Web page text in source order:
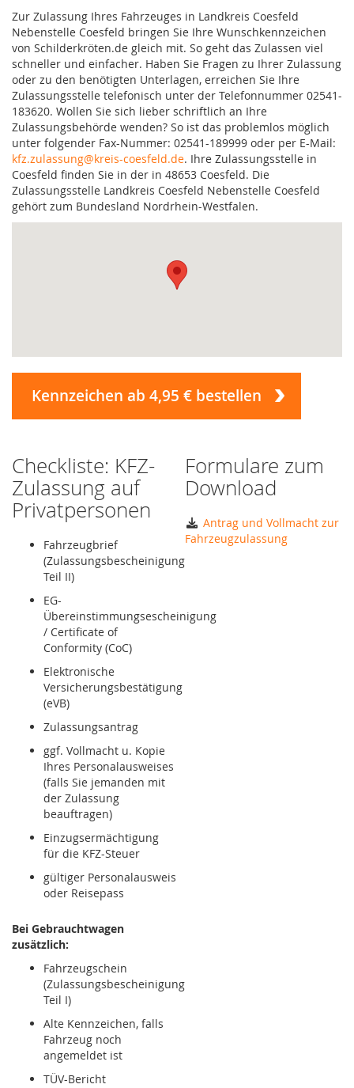
Zur Zulassung Ihres Fahrzeuges in Landkreis Coesfeld
Nebenstelle Coesfeld bringen Sie Ihre Wunschkennzeichen
von Schilderkröten.de gleich mit. So geht das Zulassen viel
schneller und einfacher. Haben Sie Fragen zu Ihrer Zulassung
oder zu den benötigten Unterlagen, erreichen Sie Ihre
Zulassungsstelle telefonisch unter der Telefonnummer 02541-
183620. Wollen Sie sich lieber schriftlich an Ihre
Zulassungsbehörde wenden? So ist das problemlos möglich
unter folgender Fax-Nummer: 02541-189999 oder per E-Mail:
kfz.zulassung@kreis-coesfeld.de. Ihre Zulassungsstelle in
Coesfeld finden Sie in der in 48653 Coesfeld. Die
Zulassungsstelle Landkreis Coesfeld Nebenstelle Coesfeld
gehört zum Bundesland Nordrhein-Westfalen.
Kennzeichen ab 4,95 € bestellen
Checkliste: KFZ-
Zulassung auf
Privatpersonen
Fahrzeugbrief
(Zulassungsbescheinigung
Teil II)
EG-
Übereinstimmungsescheinigung
/ Certificate of
Conformity (CoC)
Elektronische
Versicherungsbestätigung
(eVB)
Zulassungsantrag
ggf. Vollmacht u. Kopie
Ihres Personalausweises
(falls Sie jemanden mit
der Zulassung
beauftragen)
Einzugsermächtigung
für die KFZ-Steuer
gültiger Personalausweis
oder Reisepass
Bei Gebrauchtwagen
zusätzlich:
Fahrzeugschein
(Zulassungsbescheinigung
Teil I)
Alte Kennzeichen, falls
Fahrzeug noch
angemeldet ist
TÜV-Bericht
Formulare zum
Download
Antrag und Vollmacht zur
Fahrzeugzulassung